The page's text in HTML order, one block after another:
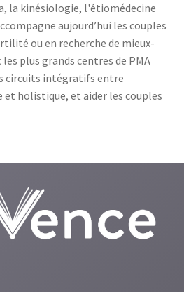
la kinésiologie, l'étiomédecine
aujourd’hui les couples
ou en recherche de mieux-
plus grands centres de PMA
circuits intégratifs entre
holistique, et aider les couples